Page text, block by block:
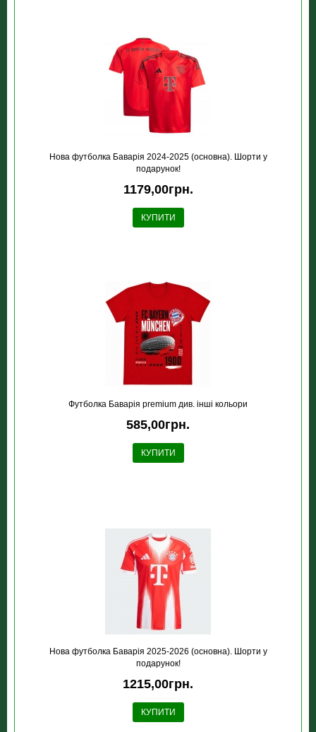
Нова футболка Баварія 2024-2025 (основна). Шорти у
подарунок!
1179,00грн.
КУПИТИ
Футболка Баварія premium див. інші кольори
585,00грн.
КУПИТИ
Нова футболка Баварія 2025-2026 (основна). Шорти у
подарунок!
1215,00грн.
КУПИТИ